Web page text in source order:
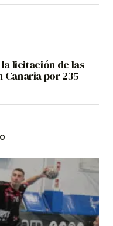
licitación de las
Canaria por 235